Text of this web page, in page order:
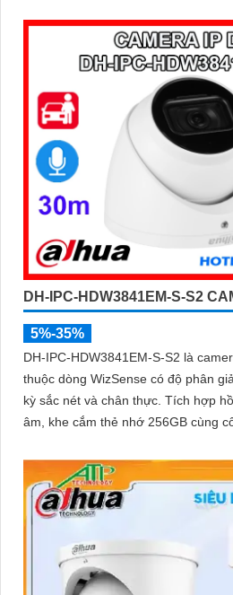
DH-IPC-HDW3841EM-S-S2
5%-35%
DH-IPC-HDW3841EM-S-S2 là
thuộc dòng WizSense có độ phân
kỳ sắc nét và chân thực. Tích hợp hồng ngoại 30m, micro thu
âm, khe cắm thẻ nhớ 256GB cùng